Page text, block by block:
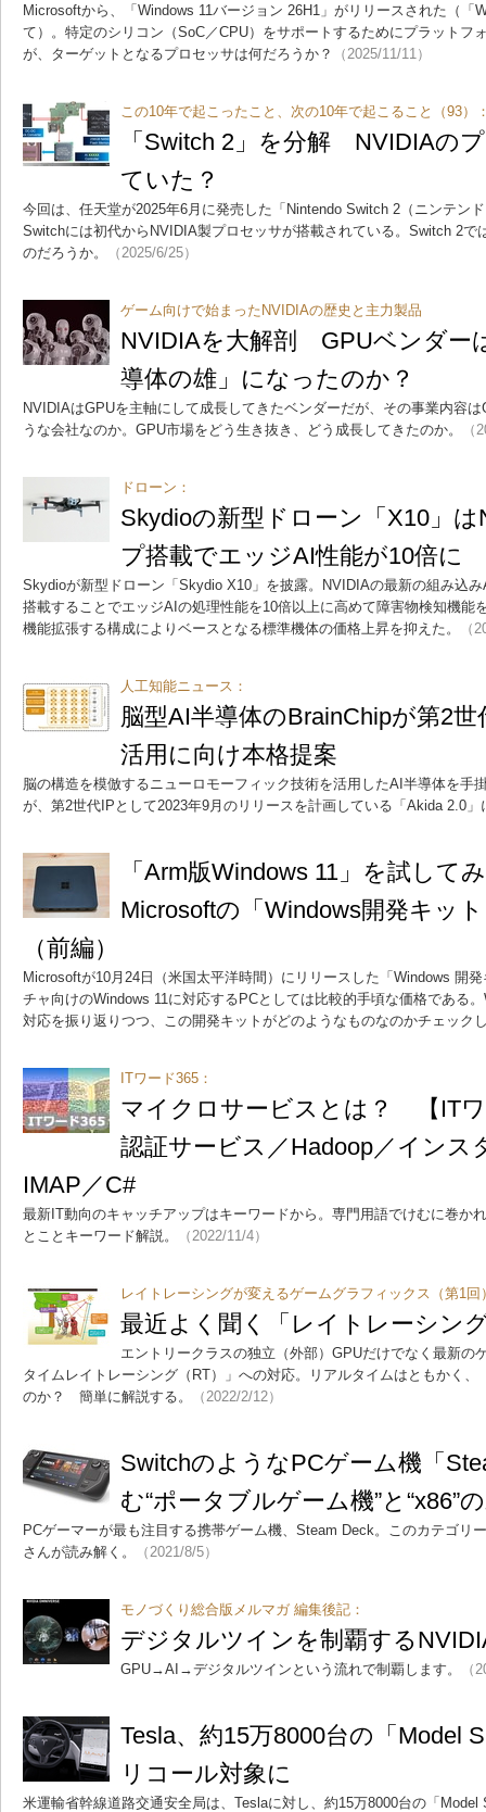
Microsoftから、「Windows 11バージョン 26H1」がリリースされた（「
て）。特定のシリコン（SoC／CPU）をサポートするためにプラットフ
が、ターゲットとなるプロセッサは何だろうか？
（2025/11/11）
この10年で起こったこと、次の10年で起こること（93）
「Switch 2」を分解 NVIDIAの
ていた？
今回は、任天堂が2025年6月に発売した「Nintendo Switch 2（ニンテン
Switchには初代からNVIDIA製プロセッサが搭載されている。Switch 2で
のだろうか。
（2025/6/25）
ゲーム向けで始まったNVIDIAの歴史と主力製品
NVIDIAを大解剖 GPUベンダー
導体の雄」になったのか？
NVIDIAはGPUを主軸にして成長してきたベンダーだが、その事業内容
うな会社なのか。GPU市場をどう生き抜き、どう成長してきたのか。
（
ドローン：
Skydioの新型ドローン「X10」
プ搭載でエッジAI性能が10倍に
Skydioが新型ドローン「Skydio X10」を披露。NVIDIAの最新の組み込
搭載することでエッジAIの処理性能を10倍以上に高めて障害物検知機能
機能拡張する構成によりベースとなる標準機体の価格上昇を抑えた。
（
人工知能ニュース：
脳型AI半導体のBrainChipが第2
活用に向け本格提案
脳の構造を模倣するニューロモーフィック技術を活用したAI半導体を手
が、第2世代IPとして2023年9月のリリースを計画している「Akida 2.0」
「Arm版Windows 11」を試し
Microsoftの「Windows開発キッ
（前編）
Microsoftが10月24日（米国太平洋時間）にリリースした「Windows 開
チャ向けのWindows 11に対応するPCとしては比較的手頃な価格である
対応を振り返りつつ、この開発キットがどのようなものなのかチェック
ITワード365：
マイクロサービスとは？ 【ITワ
認証サービス／Hadoop／インス
IMAP／C#
最新IT動向のキャッチアップはキーワードから。専門用語でけむに巻か
とことキーワード解説。
（2022/11/4）
レイトレーシングが変えるゲームグラフィックス（第1回
最近よく聞く「レイトレーシン
エントリークラスの独立（外部）GPUだけでなく最新の
タイムレイトレーシング（RT）」への対応。リアルタイムはともかく
のか？ 簡単に解説する。
（2022/2/12）
SwitchのようなPCゲーム機「
む“ポータブルゲーム機”と“x86”
PCゲーマーが最も注目する携帯ゲーム機、Steam Deck。このカテゴ
さんが読み解く。
（2021/8/5）
モノづくり総合版メルマガ 編集後記：
デジタルツインを制覇する
GPU→AI→デジタルツインという流れで制覇します。 （
Tesla、約15万8000台の「Model
リコール対象に
米運輸省幹線道路交通安全局は、Teslaに対し、約15万8000台の「